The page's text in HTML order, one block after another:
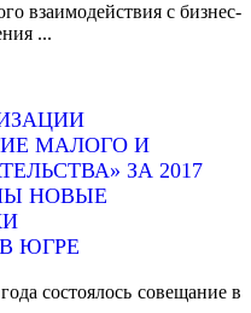
взаимодействия с бизнес-
...
МАЛОГО И
ЗА 2017
НОВЫЕ
ЮГРЕ
состоялось совещание в